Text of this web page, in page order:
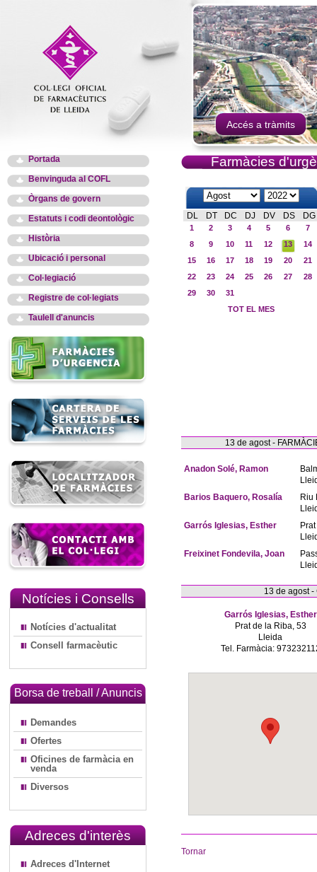
Accés a tràmits
Portada
Benvinguda al COFL
Òrgans de govern
Estatuts i codi deontològic
Història
Ubicació i personal
Col·legiació
Registre de col·legiats
Taulell d'anuncis
Notícies i Consells
Notícies d'actualitat
Consell farmacèutic
Borsa de treball / Anuncis
Demandes
Ofertes
Oficines de farmàcia en
venda
Diversos
Adreces d'interès
Adreces d'Internet
Farmàcies
DL DT DC DJ DV DS DG
1 2 3 4 5 6
7
8
9 10 11 12 13
14
15
16 17 18 19 20
21
22
23 24 25 26 27
28
29
30
31
TOT EL MES
13 de agost -
Anadon Solé, Ramon
Barios Baquero, Rosalía
Riu
Garrós Iglesias, Esther
Freixinet Fondevila, Joan
13 de agost
Garrós Iglesias, Esther
Prat de la Riba, 53
Lleida
Tel. Farmàcia:
Tornar